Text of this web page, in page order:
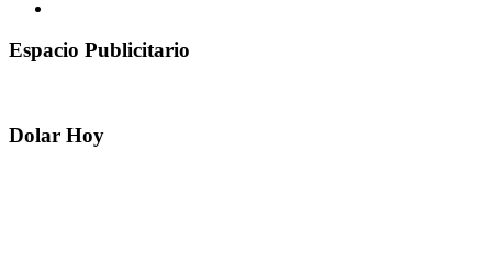
Espacio Publicitario
Dolar Hoy